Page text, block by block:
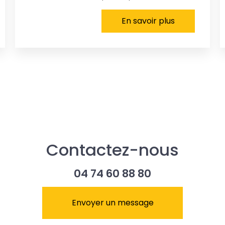
En savoir plus
Contactez-nous
04 74 60 88 80
Envoyer un message